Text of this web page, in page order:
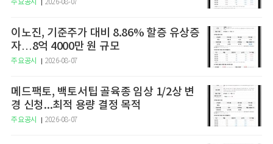
주요공시 2026-08-07
이노진, 기준주가 대비 8.86% 할증 유상증
자…8억 4000만 원 규모
주요공시 2026-08-07
메드팩토, 백토서팁 골육종 임상 1/2상 변
경 신청...최적 용량 결정 목적
주요공시 2026-08-07